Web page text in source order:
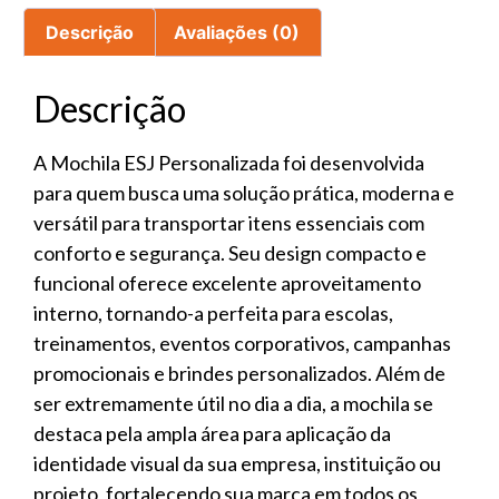
Descrição Avaliações (0)
Descrição
A Mochila ESJ Personalizada foi desenvolvida
para quem busca uma solução prática, moderna e
versátil para transportar itens essenciais com
conforto e segurança. Seu design compacto e
funcional oferece excelente aproveitamento
interno, tornando-a perfeita para escolas,
treinamentos, eventos corporativos, campanhas
promocionais e brindes personalizados. Além de
ser extremamente útil no dia a dia, a mochila se
destaca pela ampla área para aplicação da
identidade visual da sua empresa, instituição ou
projeto, fortalecendo sua marca em todos os